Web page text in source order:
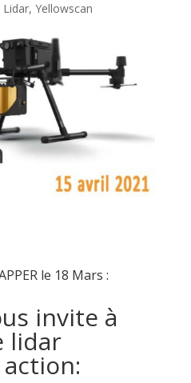
Lidar, Yellowscan
le 18 Mars :
invite à
lidar
action: